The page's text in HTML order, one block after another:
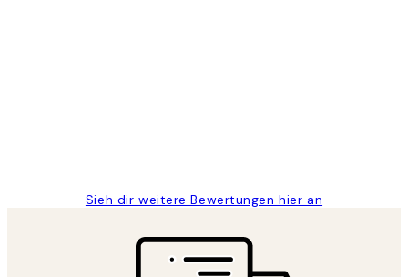
Sieh dir weitere Bewertungen hier an